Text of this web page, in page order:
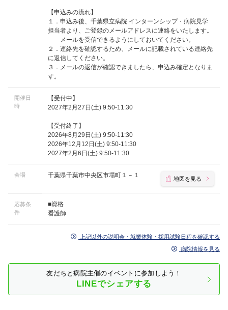
【申込みの流れ】
１．申込み後、千葉県立病院 インターンシップ・病院見学
担当者より、ご登録のメールアドレスに連絡をいたします。
メールを受信できるようにしておいてください。
２．連絡先を確認するため、メールに記載されている連絡先
に返信してください。
３．メールの返信が確認できましたら、申込み確定となりま
す。
開催日
時
【受付中】
2027年2月27日(土) 9:50-11:30
【受付終了】
2026年8月29日(土) 9:50-11:30
2026年12月12日(土) 9:50-11:30
2027年2月6日(土) 9:50-11:30
会場 千葉県千葉市中央区市場町１－１ 地図を見る
応募条
件
■資格
看護師
上記以外の説明会・就業体験・採用試験日程を確認する
病院情報を見る
友だちと病院主催のイベントに参加しよう！
LINEでシェアする